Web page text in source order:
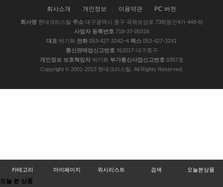
카테고리 마이페이지 위시리스트 검색 오늘본상품
오늘 본 상품
회사소개 개인정보 이용약관 PC 버전
회사명 현대크리스탈 주소대구광역시 중구 국채보상로 739(동인4가 448-6)
사업자 등록번호 718-37-00316
대표 박기화 전화 053-427-3242~4 팩스 053-427-3241
통신판매업신고번호 제2017-대구중구
개인정보 보호책임자박기화 부가통신사업신고번호 0357호
Copyright © 2001-2013 현대크리스탈. All Rights Reserved.